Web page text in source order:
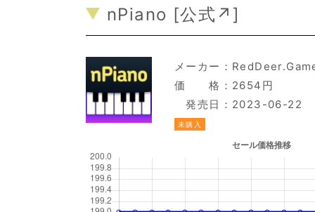
nPiano [公式↗]
メーカー：
価 格：2654円
発売日：2023-06-22
未購入